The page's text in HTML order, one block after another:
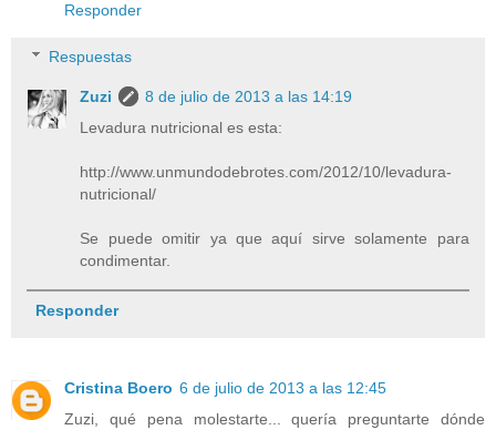
Responder
Respuestas
Zuzi
8 de julio de 2013 a las 14:19
Levadura nutricional es esta:
http://www.unmundodebrotes.com/2012/10/levadura-
nutricional/
Se puede omitir ya que aquí sirve solamente para
condimentar.
Responder
Cristina Boero 6 de julio de 2013 a las 12:45
Zuzi, qué pena molestarte... quería preguntarte dónde